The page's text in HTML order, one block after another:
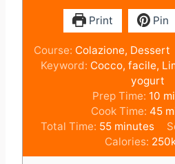
Print Pin
Course: Colazione, Dessert
Keyword: Cocco, facile,
yogurt
Prep Time: 10 m
i
u
t
Cook Time: 45m
n
u
Total Time: 55m
i
n
minutes
Calories: 250